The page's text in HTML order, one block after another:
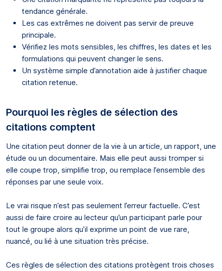
tendance générale.
Les cas extrêmes ne doivent pas servir de preuve
principale.
Vérifiez les mots sensibles, les chiffres, les dates et les
formulations qui peuvent changer le sens.
Un système simple d’annotation aide à justifier chaque
citation retenue.
Pourquoi les règles de sélection des
citations comptent
Une citation peut donner de la vie à un article, un rapport, une
étude ou un documentaire. Mais elle peut aussi tromper si
elle coupe trop, simplifie trop, ou remplace l’ensemble des
réponses par une seule voix.
Le vrai risque n’est pas seulement l’erreur factuelle. C’est
aussi de faire croire au lecteur qu’un participant parle pour
tout le groupe alors qu’il exprime un point de vue rare,
nuancé, ou lié à une situation très précise.
Ces règles de sélection des citations protègent trois choses